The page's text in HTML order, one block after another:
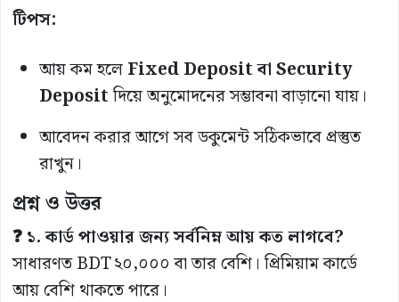
টিপস:
আয় কম হলেFixed Deposit বা Security
Depositদিয়ে অনুমোদনের সম্ভাবনা বাড়ানো যায়।
আবেদন করার আগে সব ডকুমেন্ট সঠিকভাবে প্রস্তুত
রাখুন।
প্রশ্ন ও উত্তর
❓ ১. কার্ড পাওয়ার জন্য সর্বনিম্ন আয় কত লাগবে?
সাধারণত BDT ২০,০০০ বা তার বেশি। প্রিমিয়াম কার্ডে
আয় বেশি থাকতে পারে।